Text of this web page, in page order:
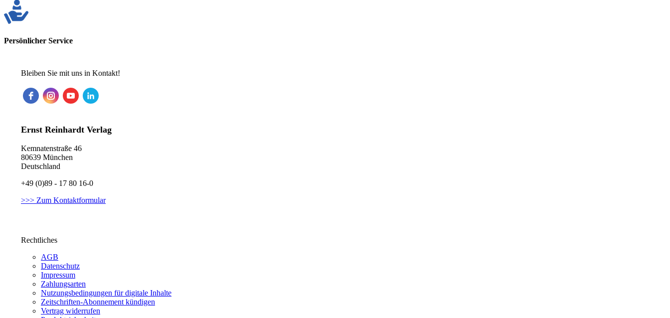
Persönlicher Service
Bleiben Sie mit uns in Kontakt!
Ernst Reinhardt Verlag
Kemnatenstraße 46
80639 München
Deutschland
+49 (0)89 - 17 80 16-0
>>> Zum Kontaktformular
Rechtliches
AGB
Datenschutz
Impressum
Zahlungsarten
Nutzungsbedingungen für digitale Inhalte
Zeitschriften-Abonnement kündigen
Vertrag widerrufen